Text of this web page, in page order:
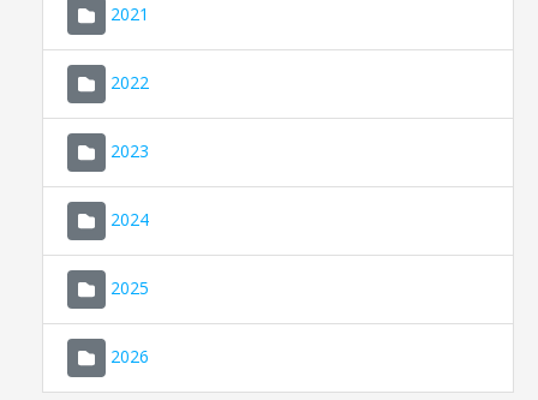
2021
2022
2023
2024
2025
2026